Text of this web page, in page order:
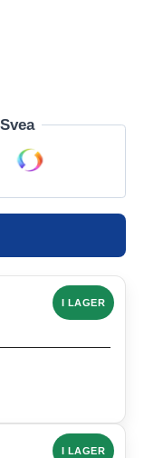
I LAGER
I LAGER